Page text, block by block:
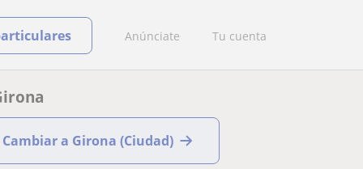
Anúnciate Tu cuenta
Cambiar a Girona (Ciudad)